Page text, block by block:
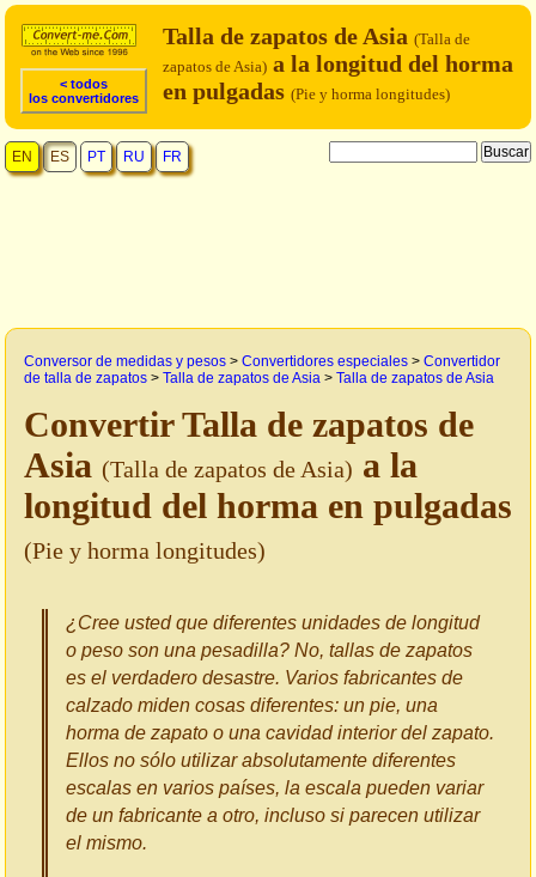
< todos
los convertidores
Talla de zapatos de Asia (Talla de
zapatos de Asia) a la longitud del horma
en pulgadas (Pie y horma longitudes)
EN ES PT RU FR
Conversor de medidas y pesos > Convertidores especiales > Convertidor
de talla de zapatos > Talla de zapatos de Asia > Talla de zapatos de Asia
Convertir Talla de zapatos de
Asia (Talla de zapatos de Asia) a la
longitud del horma en pulgadas
(Pie y horma longitudes)
¿Cree usted que diferentes unidades de longitud
o peso son una pesadilla? No, tallas de zapatos
es el verdadero desastre. Varios fabricantes de
calzado miden cosas diferentes: un pie, una
horma de zapato o una cavidad interior del zapato.
Ellos no sólo utilizar absolutamente diferentes
escalas en varios países, la escala pueden variar
de un fabricante a otro, incluso si parecen utilizar
el mismo.